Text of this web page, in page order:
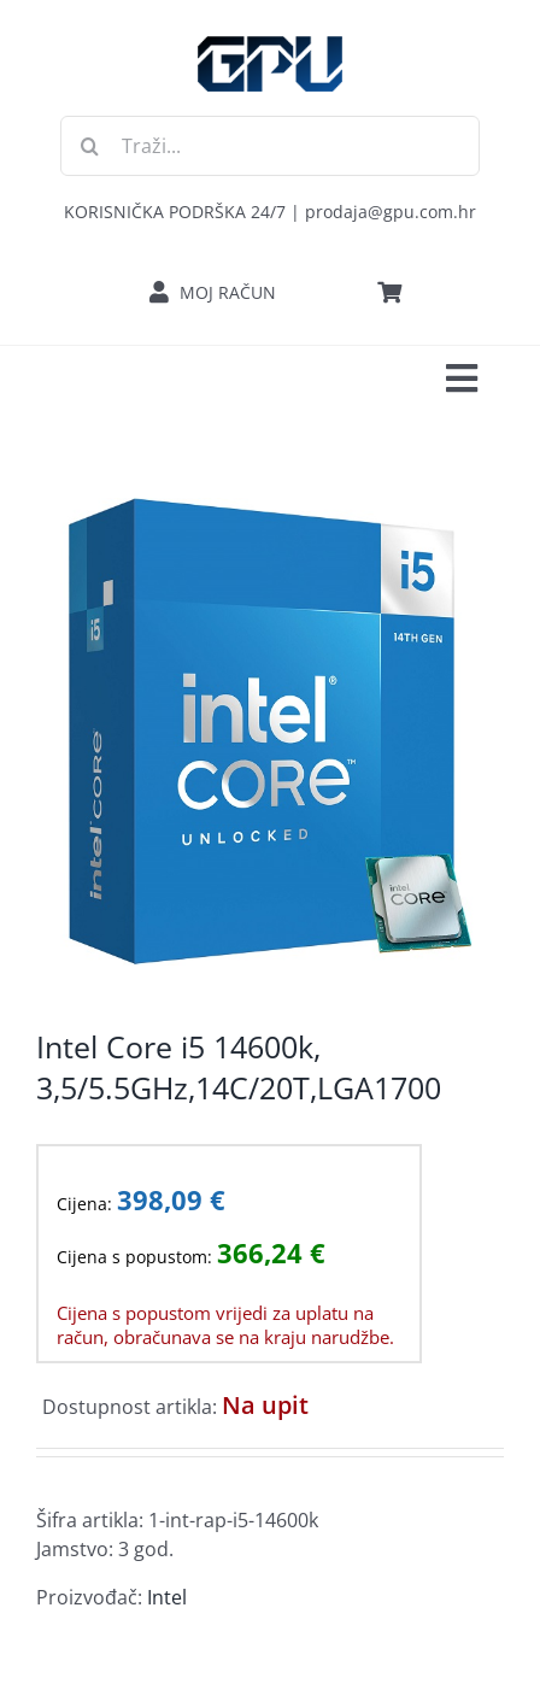
Traži...
KORISNIČKA PODRŠKA 24/7 | prodaja@gpu.com.hr
MOJ RAČUN
PERIFERIJA
KABELI I KONEKTORI
PRINTERI
POTROŠNI
POTROŠAČKA ELEKTRONIKA
OSTALO
Intel Core i5 14600k,
3,5/5.5GHz,14C/20T,LGA1700
Cijena: 398,09 €
Cijena s popustom: 366,24 €
Cijena s popustom vrijedi za uplatu na
račun, obračunava se na kraju narudžbe.
Dostupnost artikla: Na upit
Šifra artikla: 1-int-rap-i5-14600k
Jamstvo: 3 god.
Proizvođač: Intel